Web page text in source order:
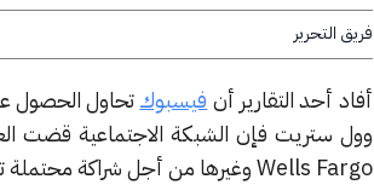
فريق التحرير
أفاد أحد التقارير أن فيسبوكتحاول الحصول
Wells Fargo وغيرها من أجل شراكة محتملة تطلب من المستخدمين توفير بياناتهم المالية.